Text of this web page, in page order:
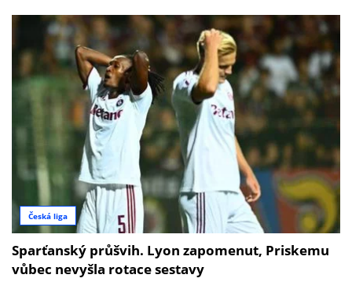
Česká liga
Sparťanský průšvih. Lyon zapomenut, Priskemu
vůbec nevyšla rotace sestavy